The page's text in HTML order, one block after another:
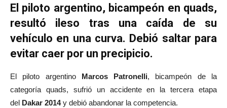
El piloto argentino, bicampeón en quads,
resultó ileso tras una caída de su
vehículo en una curva. Debió saltar para
evitar caer por un precipicio.
El piloto argentinoMarcos Patronelli, bicampeón de la
categoría quads, sufrió un accidente en la tercera etapa
del Dakar 2014y debió abandonar la competencia.